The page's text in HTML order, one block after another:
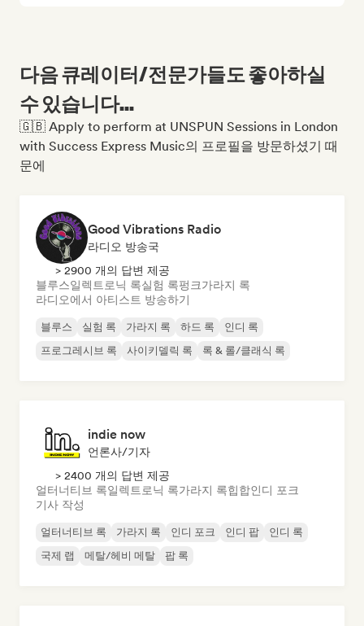
다음 큐레이터/전문가들도 좋아하실
수 있습니다...
🇬🇧 Apply to perform at UNSPUN Sessions in London
with Success Express Music의 프로필을 방문하셨기 때
문에
Good Vibrations Radio
라디오 방송국
> 2900 개의 답변 제공
블루스일렉트로닉 록실험 록펑크가라지 록
라디오에서 아티스트 방송하기
블루스 실험 록 가라지 록 하드 록
인디 록
프로그레시브 록
사이키델릭 록 록 & 롤/클래식 록
indie now
언론사/기자
> 2400 개의 답변 제공
얼터너티브 록일렉트로닉 록가라지 록힙합인디 포크
기사 작성
얼터너티브 록 가라지 록 인디 포크 인디 팝
인디 록
국제 랩
메탈/헤비 메탈 팝 록